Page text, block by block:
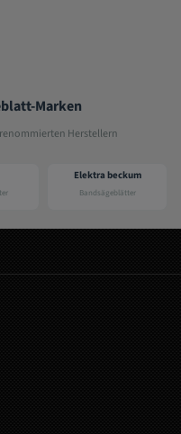
Marken
Herstellern
Elektra beckum
Bandsägeblätter